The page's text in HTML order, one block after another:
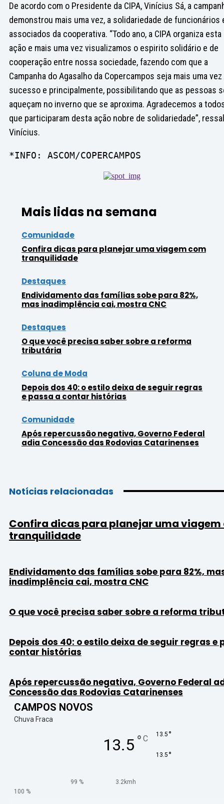
De acordo com o Presidente da CIPA, Vinícius Sá, a
demonstrou mais uma vez, a solidariedade de funcionários
associados da cooperativa. “Todo ano, a CIPA organiza esta
ação e mais uma vez visualizamos o espirito solidário e de
cooperação entre nossa sociedade, fazendo com que a
Campanha do Agasalho da Copercampos seja mais uma vez
sucesso e principalmente, possibilitando que as pessoas
aqueçam no inverno que se aproxima. Agradecemos a
que participaram desta ação nobre de solidariedade”,
Vinícius.
*INFO: ASCOM/COPERCAMPOS
Mais lidas na semana
Comunidade
Confira dicas para planejar uma viagem com
tranquilidade
Destaques
Endividamento das famílias sobe para 82%,
mas inadimplência cai, mostra CNC
Destaques
O que você precisa saber sobre a reforma
tributária
Coluna de Moda
Depois dos 40: o estilo deixa de seguir regras
e passa a contar histórias
Comunidade
Após repercussão negativa, Governo Federal
adia Concessão das Rodovias Catarinenses
Notícias relacionadas
Confira dicas para planejar uma viagem
tranquilidade
Endividamento das famílias sobe para 82%,
inadimplência cai, mostra CNC
O que você precisa saber sobre a reforma
Depois dos 40: o estilo deixa de seguir regras e
contar histórias
Após repercussão negativa, Governo Federal
Concessão das Rodovias Catarinenses
CAMPOS NOVOS
Chuva Fraca
13.5 ° C 13.5 °
13.5 °
99 %
3.2kmh
100 %